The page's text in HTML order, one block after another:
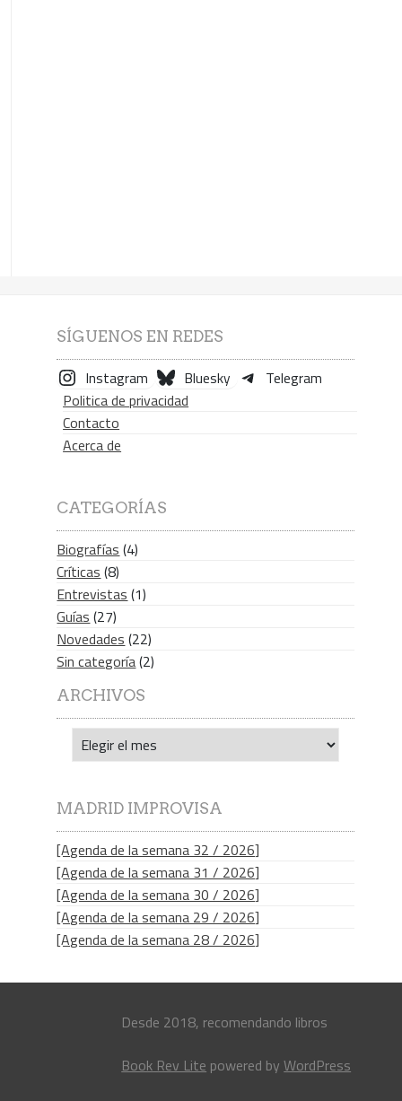
SÍGUENOS EN REDES
Instagram Bluesky
Telegram
Politica de privacidad
Contacto
Acerca de
CATEGORÍAS
Biografías (4)
Críticas (8)
Entrevistas (1)
Guías (27)
Novedades (22)
Sin categoría(2)
ARCHIVOS
Archivos
MADRID IMPROVISA
[Agenda de la semana 32 / 2026]
[Agenda de la semana 31 / 2026]
[Agenda de la semana 30 / 2026]
[Agenda de la semana 29 / 2026]
[Agenda de la semana 28 / 2026]
Desde 2018, recomendando libros
Book Rev Lite powered byWordPress